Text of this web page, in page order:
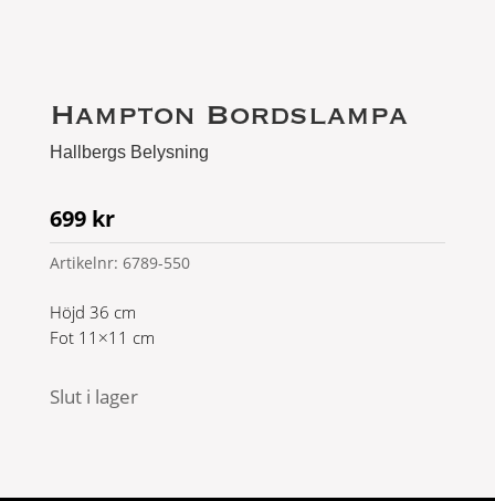
Hampton Bordslampa
Hallbergs Belysning
699 kr
Artikelnr: 6789-550
Höjd 36 cm
Fot 11×11 cm
Slut i lager